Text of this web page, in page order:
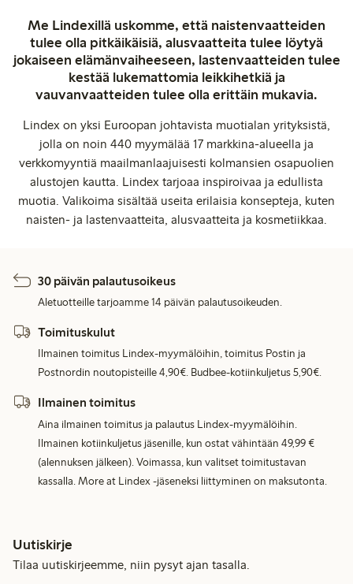
Me Lindexillä uskomme, että naistenvaatteiden
tulee olla pitkäikäisiä, alusvaatteita tulee löytyä
jokaiseen elämänvaiheeseen, lastenvaatteiden tulee
kestää lukemattomia leikkihetkiä ja
vauvanvaatteiden tulee olla erittäin mukavia.
Lindex on yksi Euroopan johtavista muotialan yrityksistä,
jolla on noin 440 myymälää 17 markkina-alueella ja
verkkomyyntiä maailmanlaajuisesti kolmansien osapuolien
alustojen kautta. Lindex tarjoaa inspiroivaa ja edullista
muotia. Valikoima sisältää useita erilaisia konsepteja, kuten
naisten- ja lastenvaatteita, alusvaatteita ja kosmetiikkaa.
30 päivän palautusoikeus
Aletuotteille tarjoamme 14 päivän palautusoikeuden.
Toimituskulut
Ilmainen toimitus Lindex-myymälöihin, toimitus Postin ja
Postnordin noutopisteille 4,90€. Budbee-kotiinkuljetus 5,90€.
Ilmainen toimitus
Aina ilmainen toimitus ja palautus Lindex-myymälöihin.
Ilmainen kotiinkuljetus jäsenille, kun ostat vähintään 49,99 €
(alennuksen jälkeen). Voimassa, kun valitset toimitustavan
kassalla. More at Lindex -jäseneksi liittyminen on maksutonta.
Uutiskirje
Tilaa uutiskirjeemme, niin pysyt ajan tasalla.